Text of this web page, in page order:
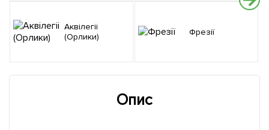
Аквілегіі
(Орлики)
Фрезії
Опис